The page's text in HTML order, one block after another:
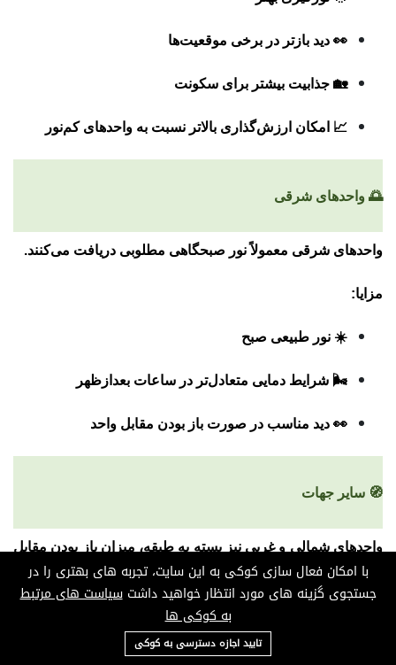
👀 دید بازتر در برخی موقعیت‌ها
🏡 جذابیت بیشتر برای سکونت
📈 امکان ارزش‌گذاری بالاتر نسبت به واحدهای کم‌نور
🌅 واحدهای شرقی
واحدهای شرقی معمولاً نور صبحگاهی مطلوبی دریافت می‌کنند.
مزایا:
☀️ نور طبیعی صبح
🌬️ شرایط دمایی متعادل‌تر در ساعات بعدازظهر
👀 دید مناسب در صورت باز بودن مقابل واحد
🧭 سایر جهات
واحدهای شمالی و غربی نیز بسته به طبقه، میزان باز بودن مقابل
ساختمان، جهت پنجره‌ها و کیفیت دید می‌توانند تفاوت قیمت قابل
توجهی داشته باشند.
بنابراین صرفاً متراژ، معیار قیمت‌گذاری نیست و طبقه، جهت،
09124685136
با امکان فعال سازی کوکی به این سایت، تجربه های بهتری را در
جستجوی گزینه های مورد انتظار خواهید داشتسیاست های مرتبط
به کوکی ها
تایید اجازه دسترسی به کوکی